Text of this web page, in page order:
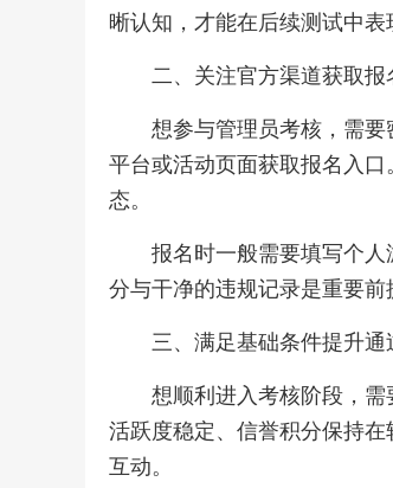
晰认知，才能在后续测试中表
二、关注官方渠道获取报
想参与管理员考核，需
平台或活动页面获取报名入
态。
报名时一般需要填写个
分与干净的违规记录是重要前
三、满足基础条件提升通
想顺利进入考核阶段，需
活跃度稳定、信誉积分保持
互动。